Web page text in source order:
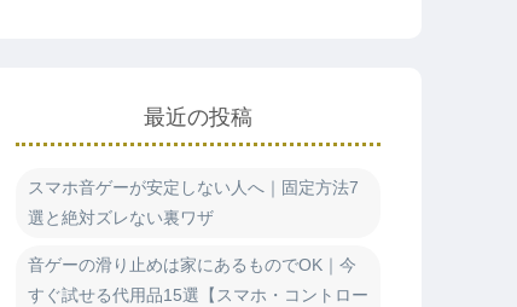
最近の投稿
スマホ音ゲーが安定しない人へ｜固定方法7
選と絶対ズレない裏ワザ
音ゲーの滑り止めは家にあるものでOK｜今
すぐ試せる代用品15選【スマホ・コントロー